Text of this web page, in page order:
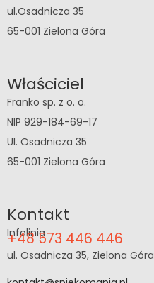
ul.Osadnicza 35
65-001 Zielona Góra
Właściciel
Franko sp. z o. o.
NIP 929-184-69-17
Ul. Osadnicza 35
65-001 Zielona Góra
Kontakt
Infolinia
+48 573 446 446
ul. Osadnicza 35, Zielona Góra